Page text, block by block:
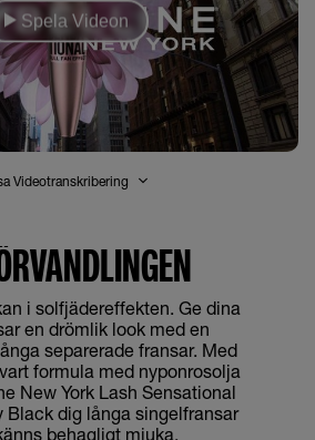
Spela Videon
Videotranskribering
i solfjädereffekten. Ge dina
en drömlik look med en
separerade fransar. Med
formula med nyponrosolja
New York Lash Sensational
Black dig långa singelfransar
behagligt mjuka.